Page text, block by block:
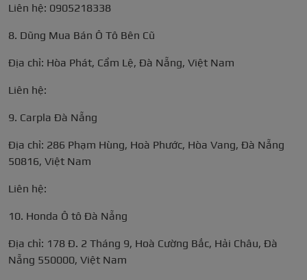
Liên hệ: 0905218338
8. Dũng Mua Bán Ô Tô Bên Cũ
Địa chỉ: Hòa Phát, Cẩm Lệ, Đà Nẵng, Việt Nam
Liên hệ:
9. Carpla Đà Nẵng
Địa chỉ: 286 Phạm Hùng, Hoà Phước, Hòa Vang, Đà Nẵng
50816, Việt Nam
Liên hệ:
10. Honda Ô tô Đà Nẵng
Địa chỉ: 178 Đ. 2 Tháng 9, Hoà Cường Bắc, Hải Châu, Đà
Nẵng 550000, Việt Nam